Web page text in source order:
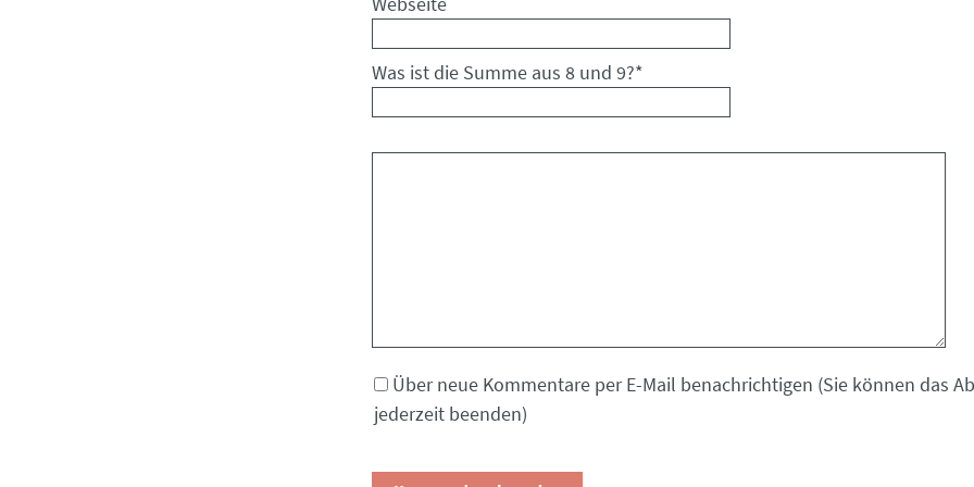
Was ist die Summe aus 8 und 9?*
Über neue Kommentare per E-Mail benachrichtigen (Sie können das
jederzeit beenden)